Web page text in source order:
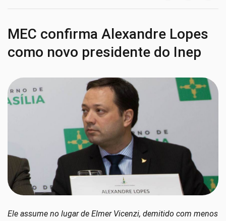
MEC confirma Alexandre Lopes
como novo presidente do Inep
Ele assume no lugar de Elmer Vicenzi, demitido com menos